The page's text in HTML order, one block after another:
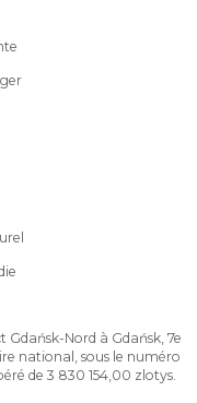
Nord à Gdańsk, 7e
national, sous le numéro
de 3 830 154,00 zlotys.